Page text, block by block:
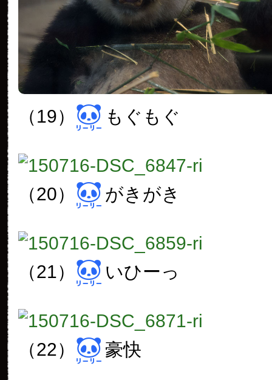
（19） もぐもぐ
（20） がきがき
（21） いひーっ
（22） 豪快